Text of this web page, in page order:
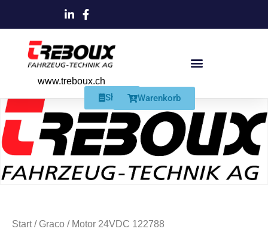
www.treboux.ch
Shop Warenkorb
Start/ Graco / Motor 24VDC 122788